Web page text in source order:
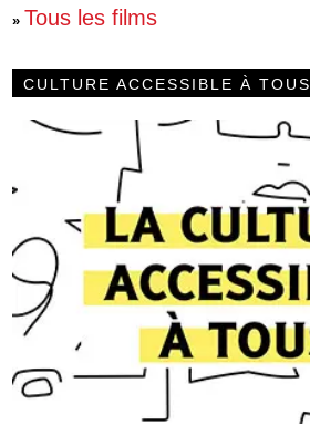
» Tous les films
CULTURE ACCESSIBLE À TOUS